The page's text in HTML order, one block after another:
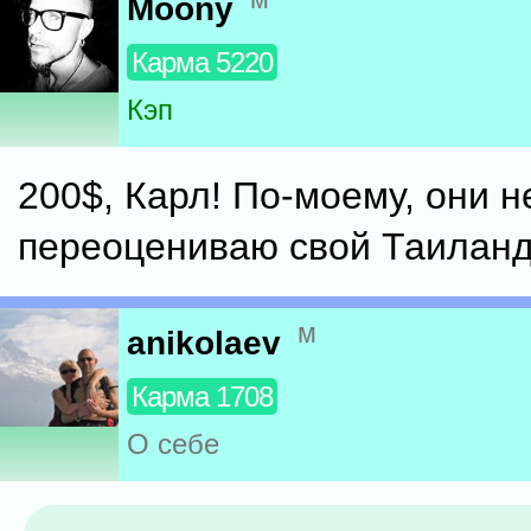
Moony
Карма 5220
Кэп
200$, Карл! По-моему, они
переоцениваю свой
anikolaev м
Карма 1708
О себе